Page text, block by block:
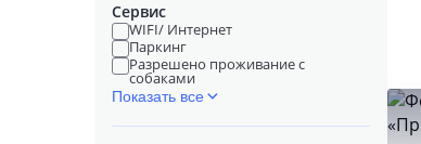
Сервис
WIFI/ Интернет
Паркинг
Разрешено проживание с
собаками
Показать все